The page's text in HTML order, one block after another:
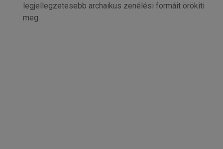
legjellegzetesebb archaikus zenélési formáit örökiti
meg.